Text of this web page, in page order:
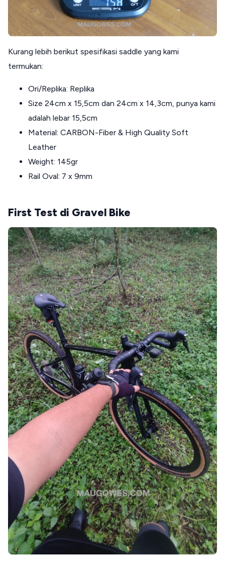
Kurang lebih berikut spesifikasi saddle yang kami
termukan:
Ori/Replika: Replika
Size 24cm x 15,5cm dan 24cm x 14,3cm, punya kami
adalah lebar 15,5cm
Material: CARBON-Fiber & High Quality Soft
Leather
Weight: 145gr
Rail Oval: 7 x 9mm
First Test di Gravel Bike